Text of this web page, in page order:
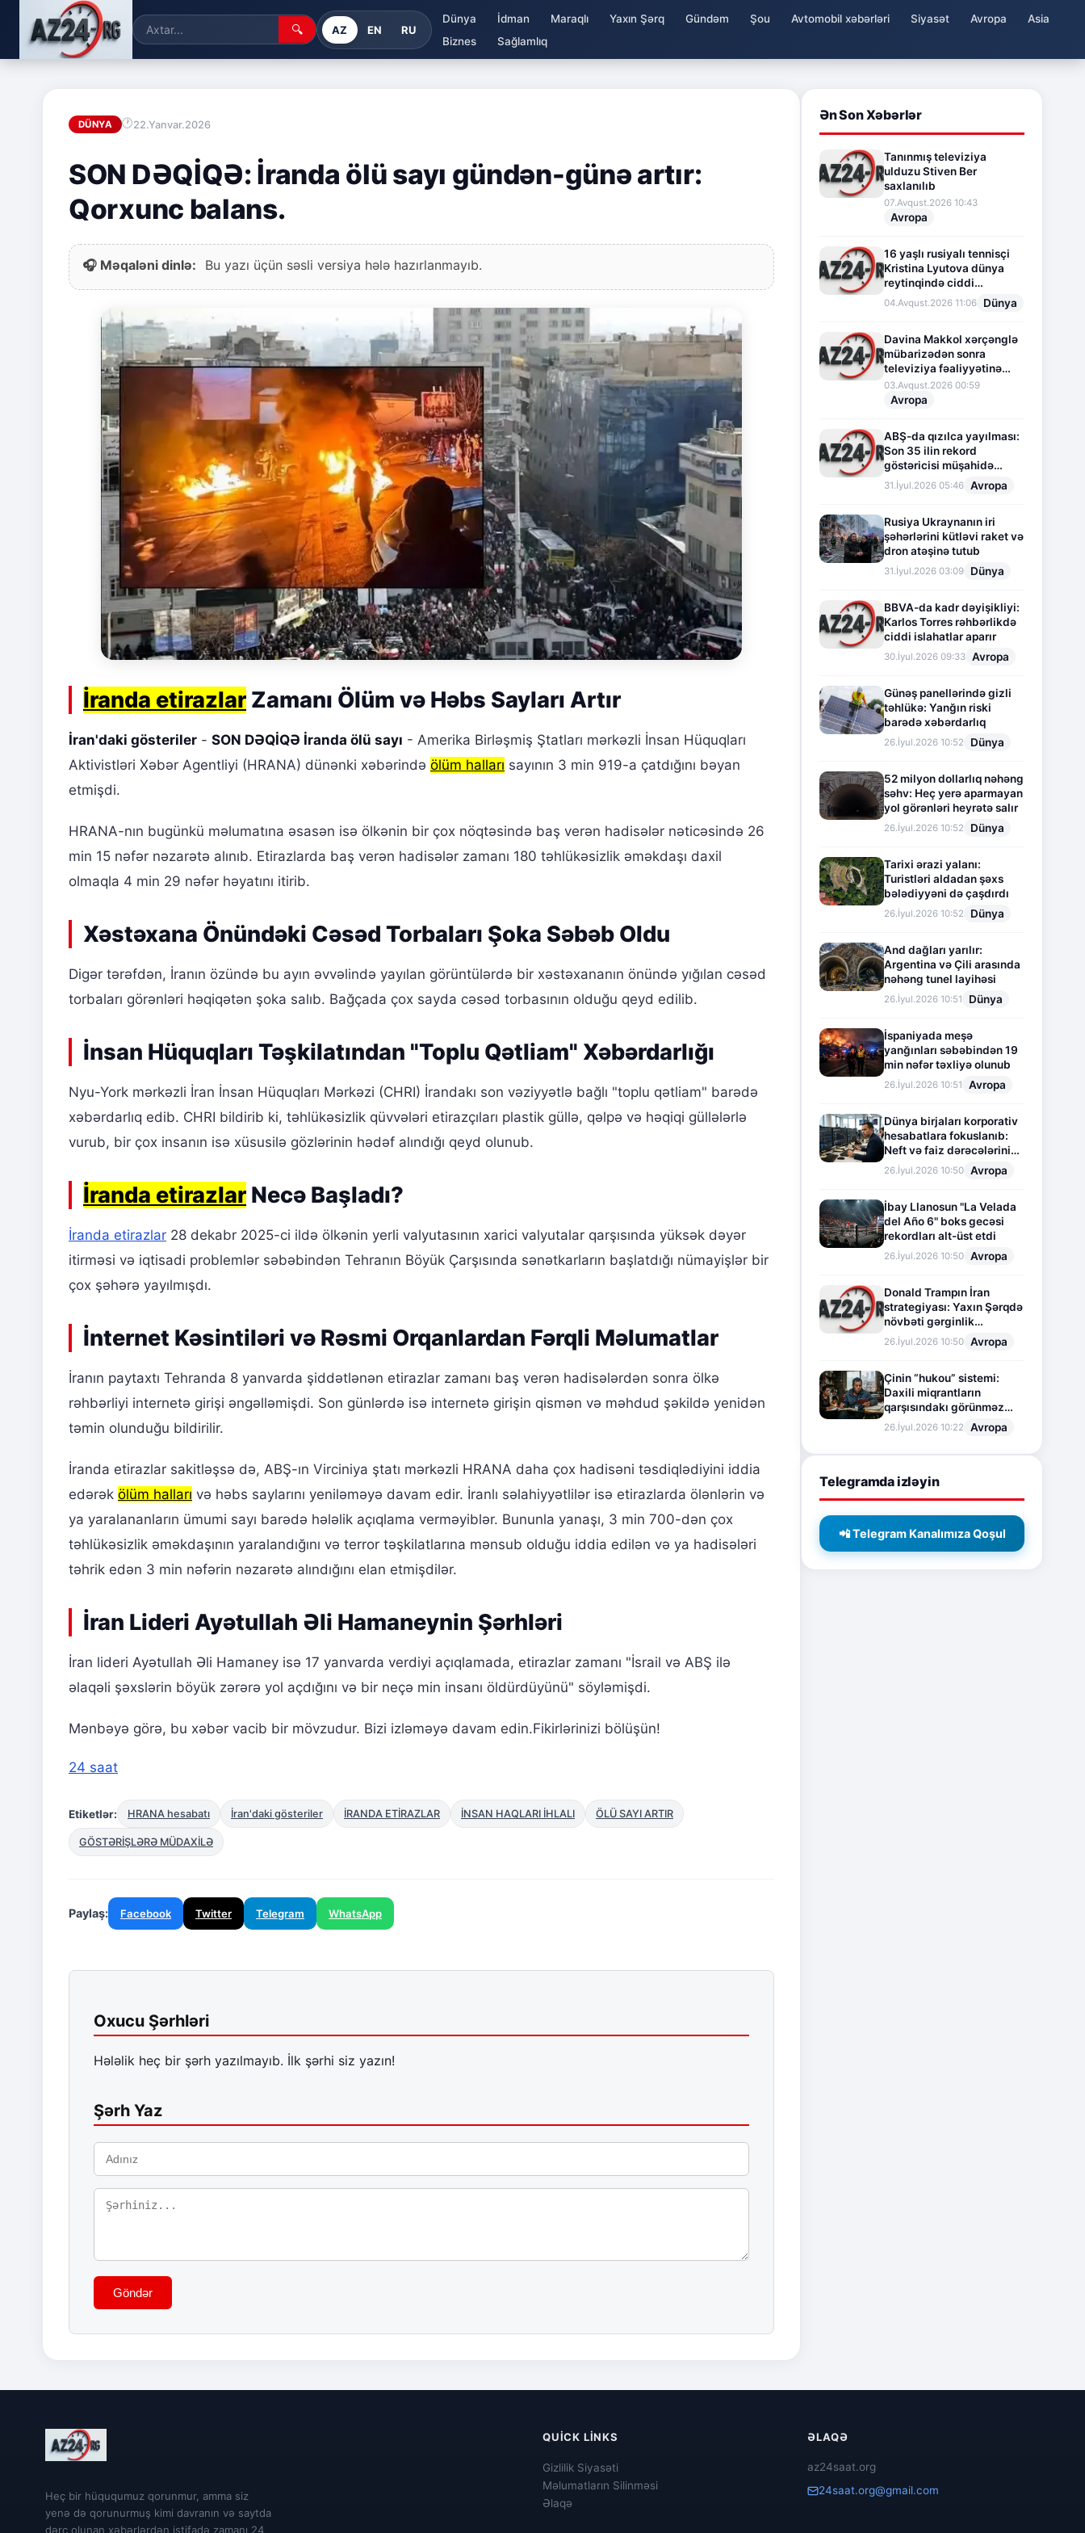
🔍 AZ EN RU
Dünya İdman Maraqlı Yaxın Şərq Gündəm Şou Avtomobil xəbərləri Siyasət Avropa
Asia
Biznes
Sağlamlıq
DÜNYA 22.Yanvar.2026
SON DƏQİQƏ: İranda ölü sayı gündən-günə artır:
Qorxunc balans.
🎧 Məqaləni dinlə: Bu yazı üçün səsli versiya hələ hazırlanmayıb.
İranda etirazlar Zamanı Ölüm və Həbs Sayları Artır
İran'daki gösteriler - SON DƏQİQƏ İranda ölü sayı - Amerika Birləşmiş Ştatları mərkəzli İnsan Hüquqları
Aktivistləri Xəbər Agentliyi (HRANA) dünənki xəbərində ölüm halları sayının 3 min 919-a çatdığını bəyan
etmişdi.
HRANA-nın bugünkü məlumatına əsasən isə ölkənin bir çox nöqtəsində baş verən hadisələr nəticəsində 26
min 15 nəfər nəzarətə alınıb. Etirazlarda baş verən hadisələr zamanı 180 təhlükəsizlik əməkdaşı daxil
olmaqla 4 min 29 nəfər həyatını itirib.
Xəstəxana Önündəki Cəsəd Torbaları Şoka Səbəb Oldu
Digər tərəfdən, İranın özündə bu ayın əvvəlində yayılan görüntülərdə bir xəstəxananın önündə yığılan cəsəd
torbaları görənləri həqiqətən şoka salıb. Bağçada çox sayda cəsəd torbasının olduğu qeyd edilib.
İnsan Hüquqları Təşkilatından "Toplu Qətliam" Xəbərdarlığı
Nyu-York mərkəzli İran İnsan Hüquqları Mərkəzi (CHRI) İrandakı son vəziyyətlə bağlı "toplu qətliam" barədə
xəbərdarlıq edib. CHRI bildirib ki, təhlükəsizlik qüvvələri etirazçıları plastik güllə, qəlpə və həqiqi güllələrlə
vurub, bir çox insanın isə xüsusilə gözlərinin hədəf alındığı qeyd olunub.
İranda etirazlar Necə Başladı?
İranda etirazlar 28 dekabr 2025-ci ildə ölkənin yerli valyutasının xarici valyutalar qarşısında yüksək dəyər
itirməsi və iqtisadi problemlər səbəbindən Tehranın Böyük Çarşısında sənətkarların başlatdığı nümayişlər bir
çox şəhərə yayılmışdı.
İnternet Kəsintiləri və Rəsmi Orqanlardan Fərqli Məlumatlar
İranın paytaxtı Tehranda 8 yanvarda şiddətlənən etirazlar zamanı baş verən hadisələrdən sonra ölkə
rəhbərliyi internetə girişi əngəlləmişdi. Son günlərdə isə internetə girişin qismən və məhdud şəkildə yenidən
təmin olunduğu bildirilir.
İranda etirazlar sakitləşsə də, ABŞ-ın Virciniya ştatı mərkəzli HRANA daha çox hadisəni təsdiqlədiyini iddia
edərək ölüm halları və həbs saylarını yeniləməyə davam edir. İranlı səlahiyyətlilər isə etirazlarda ölənlərin və
ya yaralananların ümumi sayı barədə hələlik açıqlama verməyiblər. Bununla yanaşı, 3 min 700-dən çox
təhlükəsizlik əməkdaşının yaralandığını və terror təşkilatlarına mənsub olduğu iddia edilən və ya hadisələri
təhrik edən 3 min nəfərin nəzarətə alındığını elan etmişdilər.
İran Lideri Ayətullah Əli Hamaneynin Şərhləri
İran lideri Ayətullah Əli Hamaney isə 17 yanvarda verdiyi açıqlamada, etirazlar zamanı "İsrail və ABŞ ilə
əlaqəli şəxslərin böyük zərərə yol açdığını və bir neçə min insanı öldürdüyünü" söyləmişdi.
Mənbəyə görə, bu xəbər vacib bir mövzudur. Bizi izləməyə davam edin.Fikirlərinizi bölüşün!
24 saat
Etiketlər: HRANA hesabatı İran'daki gösteriler İRANDA ETİRAZLAR İNSAN HAQLARI İHLALI ÖLÜ SAYI ARTIR
GÖSTƏRİŞLƏRƏ MÜDAXİLƏ
Paylaş: Facebook Twitter Telegram WhatsApp
Oxucu Şərhləri
Hələlik heç bir şərh yazılmayıb. İlk şərhi siz yazın!
Şərh Yaz
Göndər
Ən Son Xəbərlər
Tanınmış televiziya
ulduzu Stiven Ber
saxlanılıb
07.Avqust.2026 10:43
Avropa
16 yaşlı rusiyalı tennisçi
Kristina Lyutova dünya
reytinqində ciddi
irəliləyişə imza atdı
04.Avqust.2026 11:06 Dünya
Davina Makkol xərçənglə
mübarizədən sonra
televiziya fəaliyyətinə
fasilə verir
03.Avqust.2026 00:59
Avropa
ABŞ-da qızılca yayılması:
Son 35 ilin rekord
göstəricisi müşahidə
olunur
31.İyul.2026 05:46 Avropa
Rusiya Ukraynanın iri
şəhərlərini kütləvi raket və
dron atəşinə tutub
31.İyul.2026 03:09 Dünya
BBVA-da kadr dəyişikliyi:
Karlos Torres rəhbərlikdə
ciddi islahatlar aparır
30.İyul.2026 09:33 Avropa
Günəş panellərində gizli
təhlükə: Yanğın riski
barədə xəbərdarlıq
26.İyul.2026 10:52 Dünya
52 milyon dollarlıq nəhəng
səhv: Heç yerə aparmayan
yol görənləri heyrətə salır
26.İyul.2026 10:52 Dünya
Tarixi ərazi yalanı:
Turistləri aldadan şəxs
bələdiyyəni də çaşdırdı
26.İyul.2026 10:52 Dünya
And dağları yarılır:
Argentina və Çili arasında
nəhəng tunel layihəsi
26.İyul.2026 10:51 Dünya
İspaniyada meşə
yanğınları səbəbindən 19
min nəfər təxliyə olunub
26.İyul.2026 10:51 Avropa
Dünya birjaları korporativ
hesabatlara fokuslanıb:
Neft və faiz dərəcələrinin
təsiri altında cari vəziyyət
26.İyul.2026 10:50 Avropa
İbay Llanosun "La Velada
del Año 6" boks gecəsi
rekordları alt-üst etdi
26.İyul.2026 10:50 Avropa
Donald Trampın İran
strategiyası: Yaxın Şərqdə
növbəti gərginlik
mərhələsi
26.İyul.2026 10:50 Avropa
Çinin “hukou” sistemi:
Daxili miqrantların
qarşısındakı görünməz
sədd
26.İyul.2026 10:22 Avropa
Telegramda izləyin
📲 Telegram Kanalımıza Qoşul
Heç bir hüququmuz qorunmur, amma siz
yenə də qorunurmuş kimi davranın və saytda
dərc olunan xəbərlərdən istifadə zamanı 24
QUICK LINKS
Gizlilik Siyasəti
Məlumatların Silinməsi
Əlaqə
ƏLAQƏ
az24saat.org
24saat.org@gmail.com